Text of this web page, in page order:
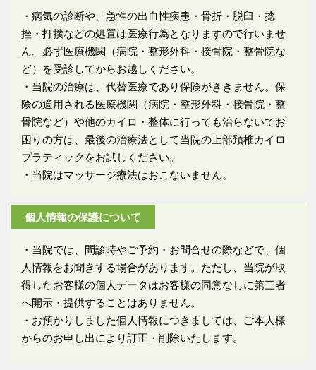
・病気の診断や、急性の出血性疾患・骨折・脱臼・捻
挫・打撲などの処置は医療行為となりますので行いませ
ん。必ず医療機関（病院・整形外科・接骨院・整骨院な
ど）を受診してからお越しください。
・当院の治療は、代替医療であり保険がききません。保
険の適用される医療機関（病院・整形外科・接骨院・整
骨院など）や他のカイロ・整体に行っても治らないでお
困りの方は、最後の治療法として当院の上部頚椎カイロ
プラティックをお試しください。
・当院はマッサージ療法はおこないません。
個人情報の保護について
・当院では、問診時やご予約・お問合せの際などで、個
人情報をお聞きする場合があります。ただし、当院が取
得したお客様の個人データはお客様の同意なしに第三者
へ開示・提供することはありません。
・お預かりしました個人情報につきましては、ご本人様
からのお申し出により訂正・削除いたします。